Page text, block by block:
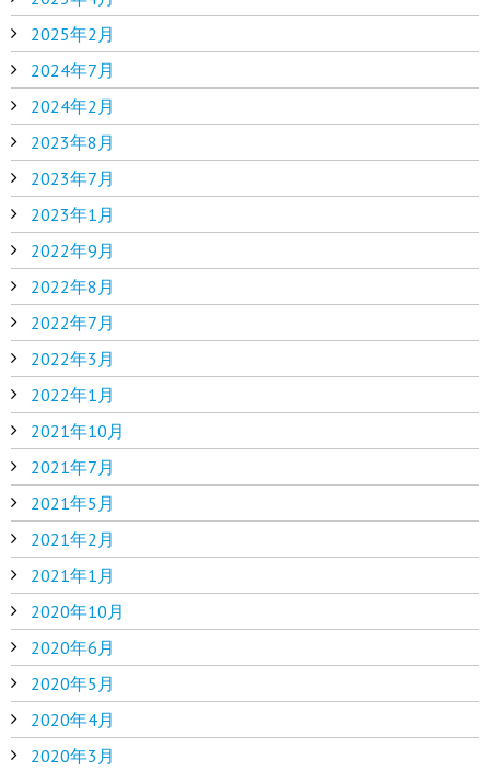
2025年2月
2024年7月
2024年2月
2023年8月
2023年7月
2023年1月
2022年9月
2022年8月
2022年7月
2022年3月
2022年1月
2021年10月
2021年7月
2021年5月
2021年2月
2021年1月
2020年10月
2020年6月
2020年5月
2020年4月
2020年3月